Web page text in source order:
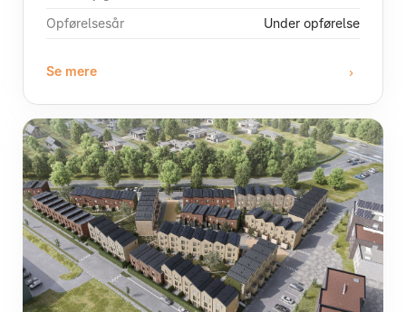
Opførelsesår
Under opførelse
Se mere